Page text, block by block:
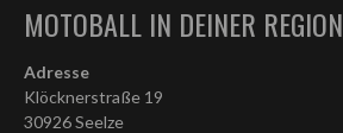
MOTOBALL IN DEINER REGION
Adresse
Klöcknerstraße 19
30926 Seelze